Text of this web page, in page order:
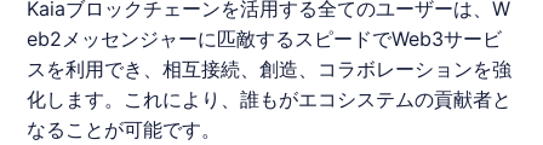
Kaiaブロックチェーンを活用する全てのユーザーは、W
eb2メッセンジャーに匹敵するスピードでWeb3サービ
スを利用でき、相互接続、創造、コラボレーションを強
化します。これにより、誰もがエコシステムの貢献者と
なることが可能です。